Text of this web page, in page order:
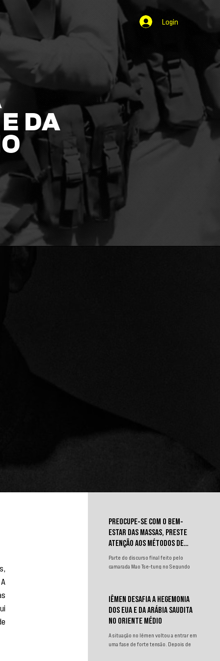
DA
Login
PREOCUPE-SE COM O BEM-
ESTAR DAS MASSAS, PRESTE
ATENÇÃO AOS MÉTODOS DE
TRABALHO
Parte do discurso final feito pelo
camarada Mao Tse-tung no Segundo
Camponeses, realizado em Juichin,
província de Kiangsi, em janeiro de
1934.
IÊMEN DESAFIA A HEGEMONIA
DOS EUA E DA ARÁBIA SAUDITA
NO ORIENTE MÉDIO
A situação no Iêmen voltou a entrar em
uma fase de forte tensão. Depois de